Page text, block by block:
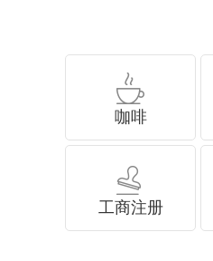
咖啡
工商注册